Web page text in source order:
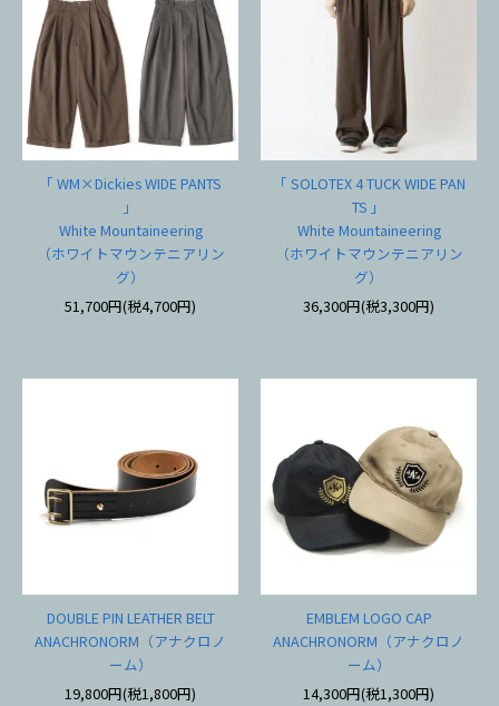
「 WM×Dickies WIDE PANTS
」
White Mountaineering
（ホワイトマウンテニアリン
グ）
51,700円(税4,700円)
「 SOLOTEX 4 TUCK WIDE PAN
TS 」
White Mountaineering
（ホワイトマウンテニアリン
グ）
36,300円(税3,300円)
DOUBLE PIN LEATHER BELT
ANACHRONORM（アナクロノ
ーム）
19,800円(税1,800円)
EMBLEM LOGO CAP
ANACHRONORM（アナクロノ
ーム）
14,300円(税1,300円)